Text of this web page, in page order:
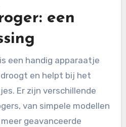
een
een handig apparaatje
en helpt bij het
Er zijn verschillende
van simpele modellen
geavanceerde